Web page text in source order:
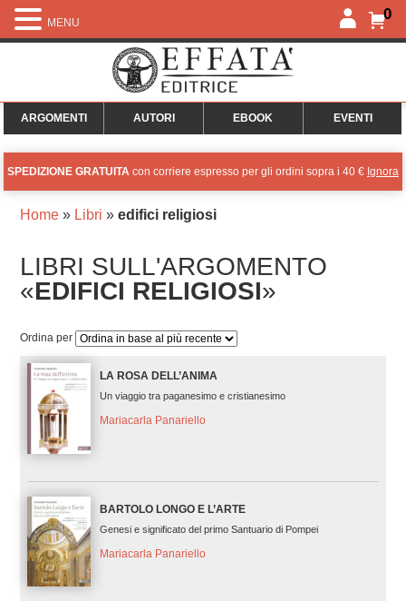
0
ARGOMENTI AUTORI EBOOK EVENTI
SPEDIZIONE GRATUITA con corriere espresso per gli ordini sopra i 40 € Ignora
Home» Libri » edifici religiosi
LIBRI SULL'ARGOMENTO
«EDIFICI RELIGIOSI»
Ordina per
LA ROSA DELL’ANIMA
Un viaggio tra paganesimo e cristianesimo
Mariacarla Panariello
BARTOLO LONGO E L’ARTE
Genesi e significato del primo Santuario di Pompei
Mariacarla Panariello
MENU